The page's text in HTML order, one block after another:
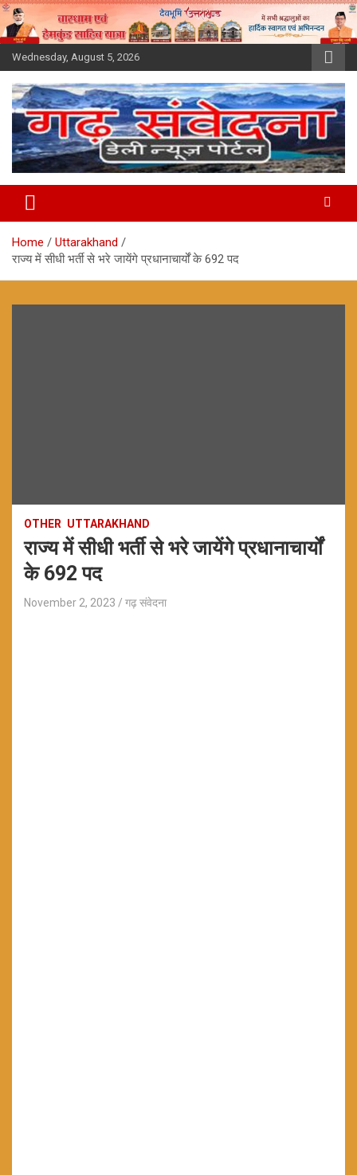
Skip
to
content
Wednesday, August 5, 2026
Home
Uttarakhand
राज्य में सीधी भर्ती से भरे जायेंगे प्रधानाचार्यों के 692 पद
OTHER UTTARAKHAND
राज्य में सीधी भर्ती से भरे जायेंगे प्रधानाचार्यों
के 692 पद
November 2, 2023 गढ़ संवेदना